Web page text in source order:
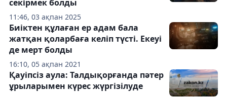
11:46, 03 ақпан 2025
секірмек болды
16:10, 05 ақпан 2021
Биіктен құлаған ер адам бала
жатқан қоларбаға келіп түсті. Екеуі
де мерт болды
Қауіпсіз аула: Талдықорғанда пәтер
ұрыларымен күрес жүргізілуде